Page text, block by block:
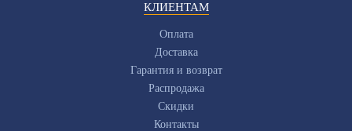
КЛИЕНТАМ
Оплата
Доставка
Гарантия и возврат
Распродажа
Скидки
Контакты